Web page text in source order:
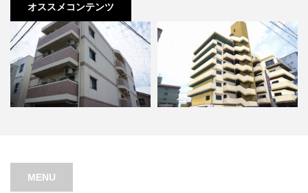
オススメコンテンツ
オアシスコート泉佐野
MENU